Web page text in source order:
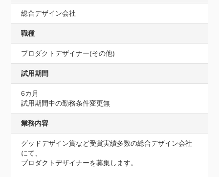
総合デザイン会社
職種
プロダクトデザイナー(その他)
試用期間
6カ月
試用期間中の勤務条件変更無
業務内容
グッドデザイン賞など受賞実績多数の総合デザイン会社
にて、
プロダクトデザイナーを募集します。